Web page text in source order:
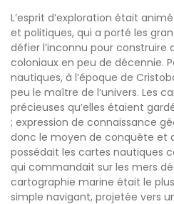
L’esprit d’exploration était
et politiques, qui a porté les
défier l’inconnu pour construire
coloniaux en peu de décennie.
nautiques, à l’époque de
peu le maître de l’univers. Les
précieuses qu’elles étaient
; expression de connaissance
donc le moyen de conquête et
possédait les cartes nautiques
qui commandait sur les mers
cartographie marine était le
simple navigant, projetée vers